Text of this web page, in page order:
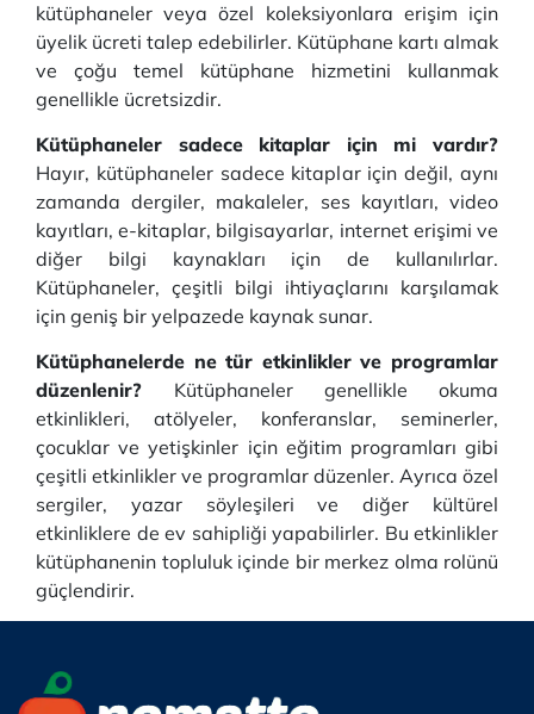
kütüphaneler veya özel koleksiyonlara erişim için
üyelik ücreti talep edebilirler. Kütüphane kartı almak
ve çoğu temel kütüphane hizmetini kullanmak
genellikle ücretsizdir.
Kütüphaneler sadece kitaplar için mi vardır?
Hayır, kütüphaneler sadece kitaplar için değil, aynı
zamanda dergiler, makaleler, ses kayıtları, video
kayıtları, e-kitaplar, bilgisayarlar, internet erişimi ve
diğer bilgi kaynakları için de kullanılırlar.
Kütüphaneler, çeşitli bilgi ihtiyaçlarını karşılamak
için geniş bir yelpazede kaynak sunar.
Kütüphanelerde ne tür etkinlikler ve programlar
düzenlenir? Kütüphaneler genellikle okuma
etkinlikleri, atölyeler, konferanslar, seminerler,
çocuklar ve yetişkinler için eğitim programları gibi
çeşitli etkinlikler ve programlar düzenler. Ayrıca özel
sergiler, yazar söyleşileri ve diğer kültürel
etkinliklere de ev sahipliği yapabilirler. Bu etkinlikler
kütüphanenin topluluk içinde bir merkez olma rolünü
güçlendirir.